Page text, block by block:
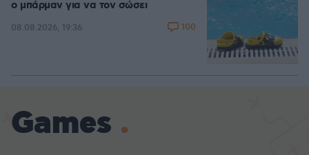
ο μπάρμαν για να τον σώσει
08.08.2026, 19:36 100
Games